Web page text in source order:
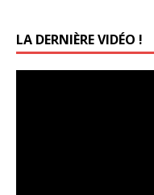
LA DERNIÈRE VIDÉO !